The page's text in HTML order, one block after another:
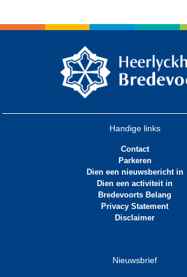
Handige links
Contact
Parkeren
Dien een nieuwsbericht in
Dien een activiteit in
Bredevoorts Belang
Privacy Statement
Disclaimer
Nieuwsbrief